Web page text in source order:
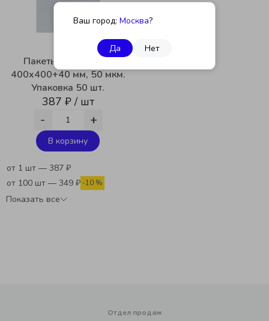
Ваш город: Москва?
Да Нет
Пакеты курьерские
400x400+40 мм, 50 мкм.
Упаковка 50 шт.
387 ₽ / шт
- +
В корзину
от 1 шт — 387 ₽
от 100 шт — 349 ₽ -10 %
Показать все
Отдел продаж